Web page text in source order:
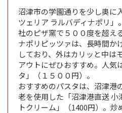
沼津市の学園通りを少し奥に
ツェリア ラルバディナポリ」
社のピザ窯で５００度を超え
ナポリピッツァは、長時間か
しており、外はカリッと中は
アウトにぜひおすすめ。人気
タ」（１５００円）。
おすすめのパスタは、沼津港
老を使用した「沼津港直送
トクリーム」（1400円）。